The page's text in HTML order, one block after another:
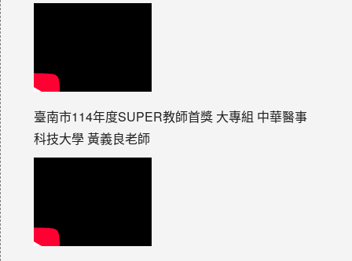
臺南市114年度SUPER教師首獎 大專組 中華醫事
科技大學 黃義良老師